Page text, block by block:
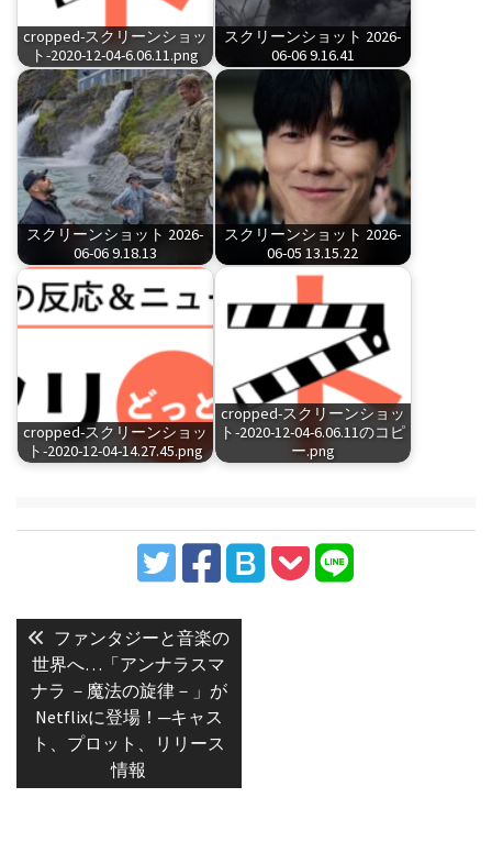
cropped-スクリーンショッ
ト-2020-12-04-6.06.11.png
スクリーンショット 2026-
06-06 9.16.41
スクリーンショット 2026-
06-06 9.18.13
スクリーンショット 2026-
06-05 13.15.22
cropped-スクリーンショッ
ト-2020-12-04-14.27.45.png
cropped-スクリーンショッ
ト-2020-12-04-6.06.11のコピ
ー.png
稿
ナ
ビ
ゲ
Previous
post:
ファンタジーと音楽の
世界へ…「アンナラスマ
ナラ －魔法の旋律－」が
Netflixに登場！─キャス
ト、プロット、リリース
情報